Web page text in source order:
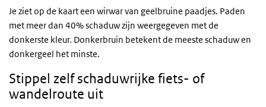
Je ziet op de kaart een wirwar van geelbruine paadjes. Paden
met meer dan 40% schaduw zijn weergegeven met de
donkerste kleur. Donkerbruin betekent de meeste schaduw en
donkergeel het minste.
Stippel zelf schaduwrijke fiets- of
wandelroute uit